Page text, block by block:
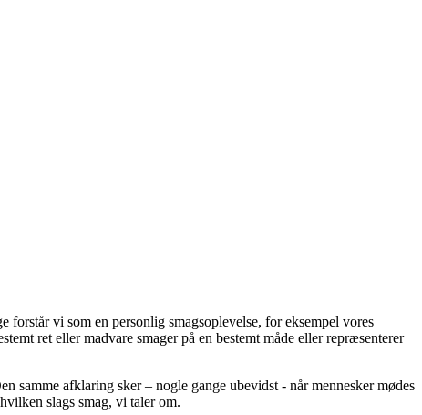
forstår vi som en personlig smagsoplevelse, for eksempel vores
ret eller madvare smager på en bestemt måde eller repræsenterer
samme afklaring sker – nogle gange ubevidst - når mennesker mødes
slags smag, vi taler om.